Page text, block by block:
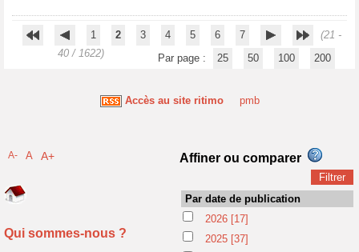
1 2 3 4 5 6 7
(21 -
40 / 1622)
Par page : 25 50 100 200
Accès au site ritimo pmb
A- A A+
Qui sommes-nous ?
Affiner ou comparer
Par date de publication
2026 [17]
2025 [37]